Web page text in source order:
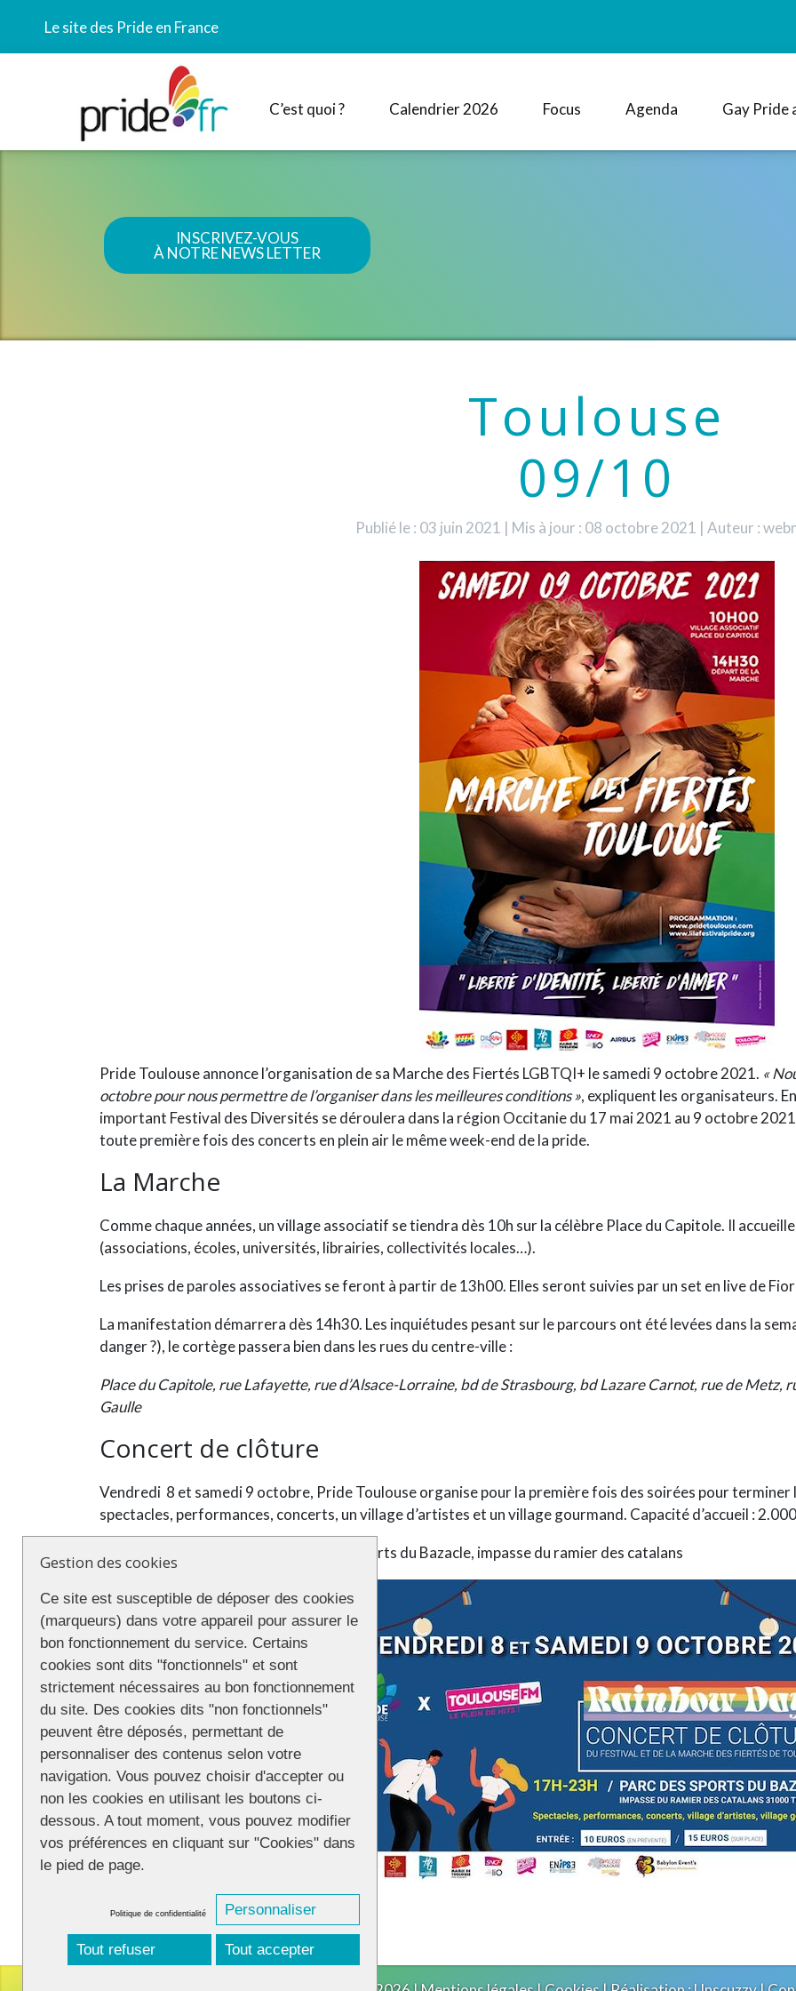
Le site des Pride en France
C’est quoi ? Calendrier 2026 Focus Agenda Gay Pride
INSCRIVEZ-VOUS
À NOTRE NEWS LETTER
Toulouse
09/10
Publié le : 03 juin 2021 | Mis à jour : 08 octobre 2021 | Auteur :
Pride Toulouseannonce l’organisation de sa Marche des Fiertés LGBTQI+ le samedi 9 octobre 2021. «
octobre pour nous permettre de l’organiser dans les meilleures conditions », expliquent les organisateurs.
important Festival des Diversités se déroulera dans la région Occitanie du 17 mai 2021 au 9 octobre
toute première fois des concerts en plein air le même week-end de la pride.
La Marche
Comme chaque années, un village associatif se tiendra dès 10h sur la célèbre Place du Capitole. Il
(associations, écoles, universités, librairies, collectivités locales…).
Les prises de paroles associatives se feront à partir de 13h00. Elles seront suivies par un set en live de
La manifestation démarrera dès 14h30. Les inquiétudes pesant sur le parcours ont été levées dans la
danger ?), le cortège passera bien dans les rues du centre-ville :
Place du Capitole, rue Lafayette, rue d’Alsace-Lorraine, bd de Strasbourg, bd Lazare Carnot, rue de Metz,
Gaulle
Concert de clôture
Vendredi 8 et samedi 9 octobre, Pride Toulouse organise pour la première fois des soirées pour
spectacles, performances, concerts, un village d’artistes et un village gourmand. Capacité d’accueil :
Rendez-vous de 17h à 23h au parc des sports du Bazacle, impasse du ramier des catalans
Gestion des cookies
Ce site est susceptible de déposer des cookies
(marqueurs) dans votre appareil pour assurer le
bon fonctionnement du service. Certains
cookies sont dits "fonctionnels" et sont
strictement nécessaires au bon fonctionnement
du site. Des cookies dits "non fonctionnels"
peuvent être déposés, permettant de
personnaliser des contenus selon votre
navigation. Vous pouvez choisir d'accepter ou
non les cookies en utilisant les boutons ci-
dessous. A tout moment, vous pouvez modifier
vos préférences en cliquant sur "Cookies" dans
le pied de page.
Tout accepter
Tout refuser
Personnaliser
Politique de confidentialité